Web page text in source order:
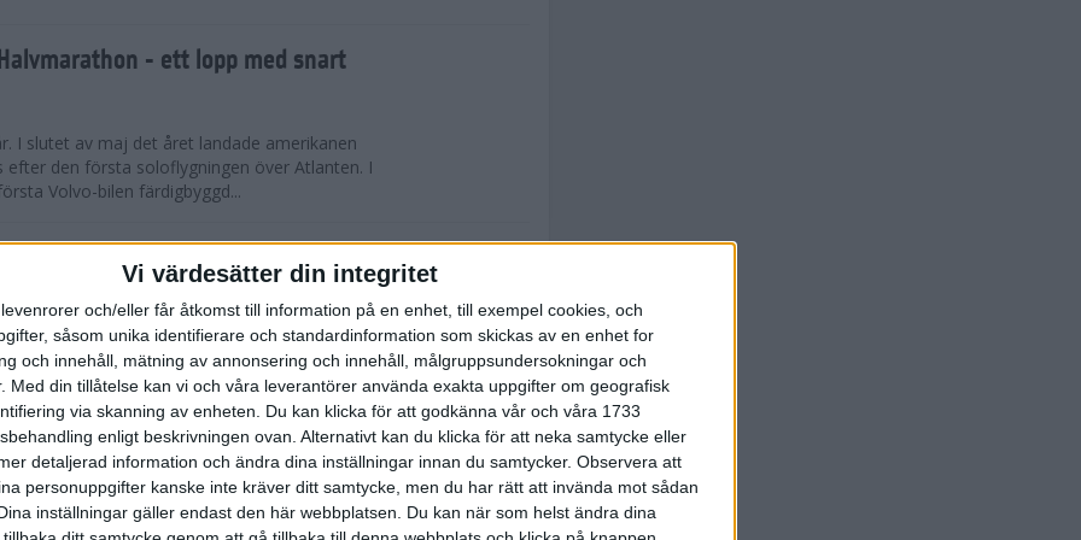
Vi värdesätter din integritet
och/eller får åtkomst till information på en enhet, till exempel cookies, och
såsom unika identifierare och standardinformation som skickas av en enhet for
och innehåll, mätning av annonsering och innehåll, målgruppsundersokningar och
Med din tillåtelse kan vi och våra leverantörer använda exakta uppgifter om geografisk
via skanning av enheten. Du kan klicka för att godkänna vår och våra 1733
enligt beskrivningen ovan. Alternativt kan du klicka för att neka samtycke eller
detaljerad information och ändra dina inställningar innan du samtycker. Observera att
personuppgifter kanske inte kräver ditt samtycke, men du har rätt att invända mot sådan
inställningar gäller endast den här webbplatsen. Du kan när som helst ändra dina
- ett lopp med snart
I slutet av maj det året landade amerikanen
efter den första soloflygningen över Atlanten. I
Volvo-bilen färdigbyggd...
till marans skapare
tisdagskvällen tilldelades Anders Olsson, som
starta Stockholm Marathon startades 1979,
för motionslöpningens ut...
och återhämtning
FLOWLIFE | Att springa under
utmaning som stärker både kropp och